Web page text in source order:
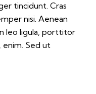
tincidunt. Cras
nisi. Aenean
leo ligula, porttitor
enim. Sed ut